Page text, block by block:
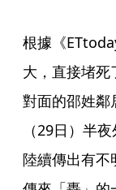
根據《
大，直接堵
對面的邵姓鄰
（29日）半
陸續傳出有